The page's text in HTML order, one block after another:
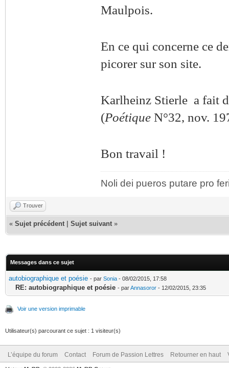
Maulpois.
En ce qui concerne ce
picorer sur son site.
Karlheinz Stierle a fait
(PoétiqueN°32, nov.
Bon travail !
Noli dei pueros putare pro
Trouver
« Sujet précédent Sujet suivant »
Messages dans ce sujet
autobiographique et poésie - par Sonia - 08/02/2015, 17:58
RE: autobiographique et poésie - parAnnasoror - 12/02/2015, 23:35
Voir une version imprimable
Utilisateur(s) parcourant ce sujet : 1 visiteur(s)
L’équipe du forum Contact Forum de Passion Lettres Retourner en haut